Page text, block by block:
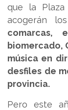
que la
acogerán los
comarcas,
biomercado,
música en
desfiles de
provincia.
Pero este